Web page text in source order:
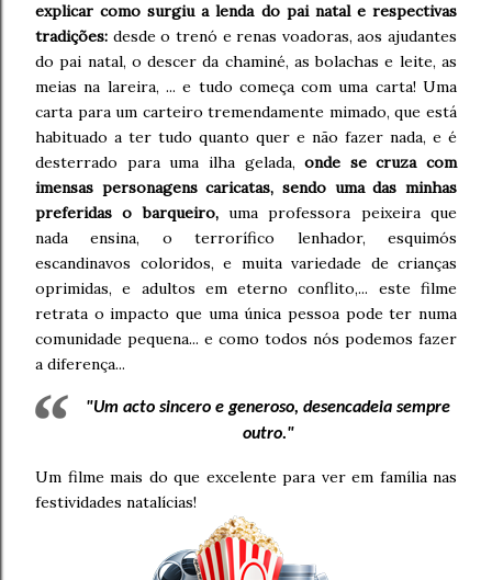
explicar como surgiu a lenda do pai natal e respectivas
tradições: desde o trenó e renas voadoras, aos ajudantes
do pai natal, o descer da chaminé, as bolachas e leite, as
meias na lareira, ... e tudo começa com uma carta! Uma
carta para um carteiro tremendamente mimado, que está
habituado a ter tudo quanto quer e não fazer nada, e é
desterrado para uma ilha gelada, onde se cruza com
imensas personagens caricatas, sendo uma das minhas
preferidas o barqueiro, uma professora peixeira que
nada ensina, o terrorífico lenhador, esquimós
escandinavos coloridos, e muita variedade de crianças
oprimidas, e adultos em eterno conflito,... este filme
retrata o impacto que uma única pessoa pode ter numa
comunidade pequena... e como todos nós podemos fazer
a diferença...
"Um acto sincero e generoso, desencadeia sempre
outro."
Um filme mais do que excelente para ver em família nas
festividades natalícias!